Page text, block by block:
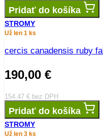
Pridať do košíka
STROMY
Už len 1 ks
cercis canadensis ruby
190,00 €
154,47 € bez DPH
Pridať do košíka
STROMY
Už len 3 ks